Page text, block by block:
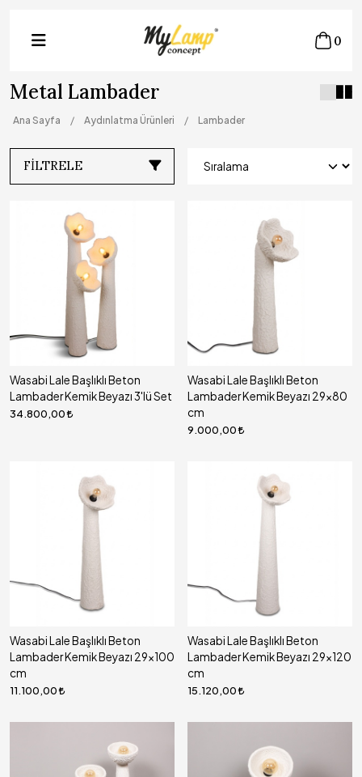
0
Metal Lambader
Ana Sayfa Aydınlatma Ürünleri Lambader
FILTRELE
Wasabi Lale Başlıklı Beton
Lambader Kemik Beyazı 3'lü Set
34.800,00
Wasabi Lale Başlıklı Beton
Lambader Kemik Beyazı 29x80
cm
9.000,00
Wasabi Lale Başlıklı Beton
Lambader Kemik Beyazı 29x100
cm
11.100,00
Wasabi Lale Başlıklı Beton
Lambader Kemik Beyazı 29x120
cm
15.120,00